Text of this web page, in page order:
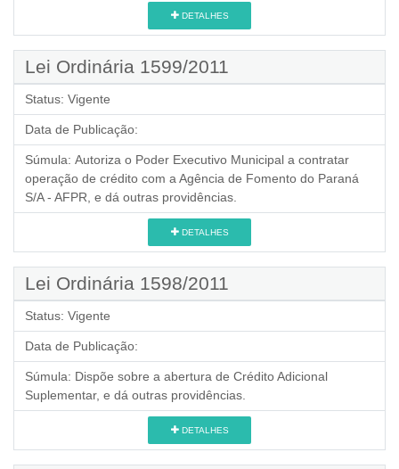
DETALHES
Lei Ordinária 1599/2011
Status: Vigente
Data de Publicação:
Súmula: Autoriza o Poder Executivo Municipal a contratar
operação de crédito com a Agência de Fomento do Paraná
S/A - AFPR, e dá outras providências.
DETALHES
Lei Ordinária 1598/2011
Status: Vigente
Data de Publicação:
Súmula: Dispõe sobre a abertura de Crédito Adicional
Suplementar, e dá outras providências.
DETALHES